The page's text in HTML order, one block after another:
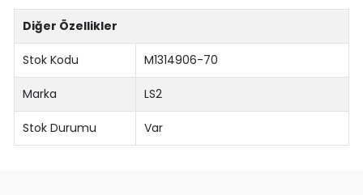
Diğer Özellikler
Stok Kodu M1314906-70
Marka LS2
Stok Durumu Var